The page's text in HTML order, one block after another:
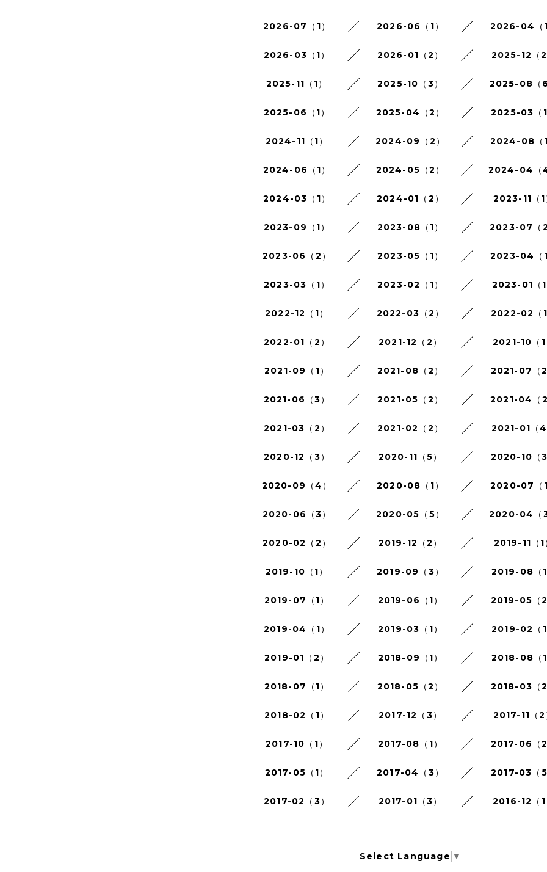
2026-07（1） 2026-06（1） 2026-04（1
2026-03（1） 2026-01（2） 2025-12（2
2025-11（1） 2025-10（3） 2025-08（6
2025-06（1） 2025-04（2） 2025-03（1
2024-11（1） 2024-09（2） 2024-08（1
2024-06（1） 2024-05（2） 2024-04（4
2024-03（1） 2024-01（2） 2023-11（1
2023-09（1） 2023-08（1） 2023-07（2
2023-06（2） 2023-05（1） 2023-04（1
2023-03（1） 2023-02（1） 2023-01（1
2022-12（1） 2022-03（2） 2022-02（1
2022-01（2） 2021-12（2） 2021-10（1
2021-09（1） 2021-08（2） 2021-07（2
2021-06（3） 2021-05（2） 2021-04（2
2021-03（2） 2021-02（2） 2021-01（4
2020-12（3） 2020-11（5） 2020-10（3
2020-09（4） 2020-08（1） 2020-07（1
2020-06（3） 2020-05（5） 2020-04（3
2020-02（2） 2019-12（2） 2019-11（1
2019-10（1） 2019-09（3） 2019-08（1
2019-07（1） 2019-06（1） 2019-05（2
2019-04（1） 2019-03（1） 2019-02（1
2019-01（2） 2018-09（1） 2018-08（1
2018-07（1） 2018-05（2） 2018-03（2
2018-02（1） 2017-12（3） 2017-11（2
2017-10（1） 2017-08（1） 2017-06（2
2017-05（1） 2017-04（3） 2017-03（5
2017-02（3） 2017-01（3） 2016-12（1
Select Language ▼